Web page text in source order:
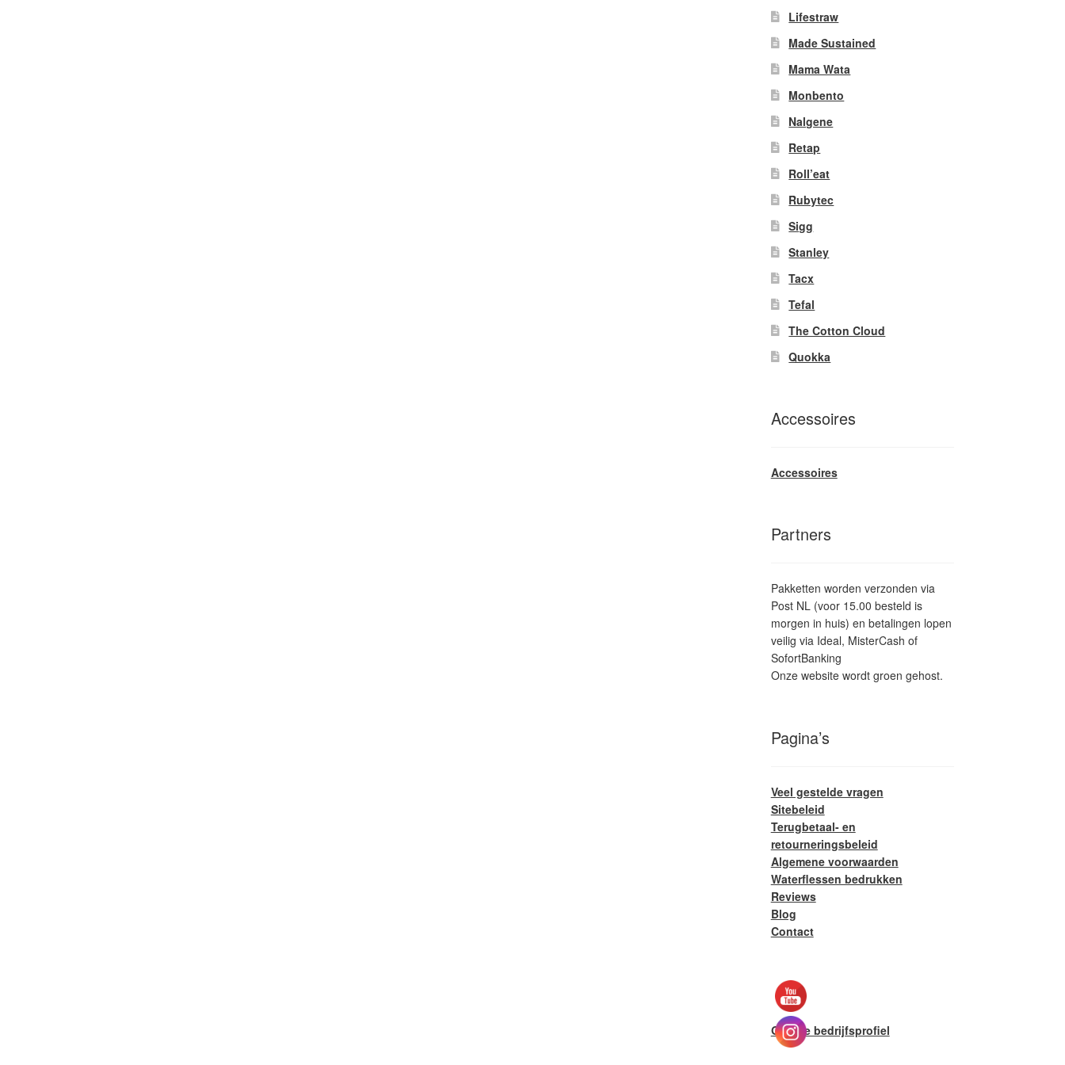
Lifestraw
Made Sustained
Mama Wata
Monbento
Nalgene
Retap
Roll’eat
Rubytec
Sigg
Stanley
Tacx
Tefal
The Cotton Cloud
Quokka
Accessoires
Accessoires
Partners
Pakketten worden verzonden via
Post NL (voor 15.00 besteld is
morgen in huis) en betalingen lopen
veilig via Ideal, MisterCash of
SofortBanking
Onze website wordt groen gehost.
Pagina’s
Veel gestelde vragen
Sitebeleid
Terugbetaal- en
retourneringsbeleid
Algemene voorwaarden
Waterflessen bedrukken
Reviews
Blog
Contact
Google bedrijfsprofiel